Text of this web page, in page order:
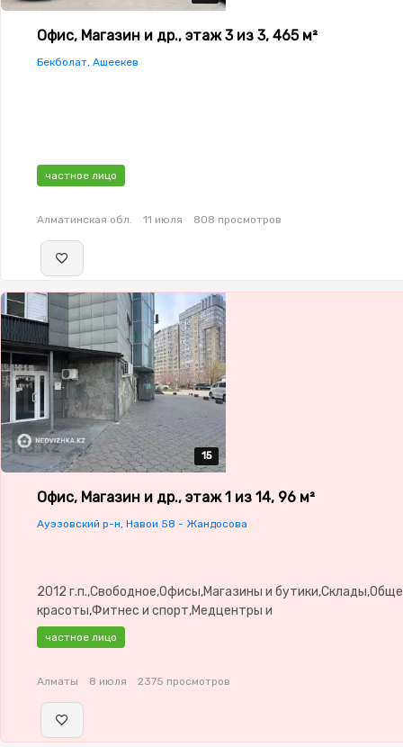
Офис, Магазин и др., этаж 3 из 3, 465 м²
Бекболат, Ашеекев
частное лицо
Алматинская обл. 11 июля 808 просмотров
15
15
15
15
15
Офис, Магазин и др., этаж 1 из 14, 96 м²
Ауэзовский р-н, Навои 58 - Жандосова
2012 г.п.,Свободное,Офисы,Магазины и
красоты,Фитнес и спорт,Медцентры и
аптеки,Образование,Развлечения,Конференц-
места,Студии,потолки: 3.0,паркинг: Паркинг
частное лицо
Алматы 8 июля 2375 просмотров